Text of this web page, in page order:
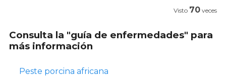
Visto 70 veces
Consulta la "guía de enfermedades" para
más información
Peste porcina africana